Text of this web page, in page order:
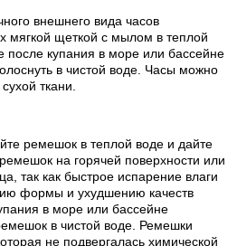
внешнего вида часов
мягкой щеткой с мылом в теплой
после купания в море или бассейне
в чистой воде. Часы можно
ткани.
ремешок в теплой воде и дайте
на горячей поверхности или
так как быстрое испарение влаги
формы и ухудшению качеств
в море или бассейне
в чистой воде. Ремешки
не подвергалась химической